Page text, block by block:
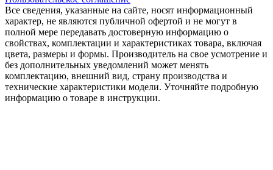
Все сведения, указанные на сайте, носят информационный
характер, не являются публичной офертой и не могут в
полной мере передавать достоверную информацию о
свойствах, комплектации и характеристиках товара, включая
цвета, размеры и формы. Производитель на свое усмотрение и
без дополнительных уведомлений может менять
комплектацию, внешний вид, страну производства и
технические характеристики модели. Уточняйте подробную
информацию о товаре в инструкции.